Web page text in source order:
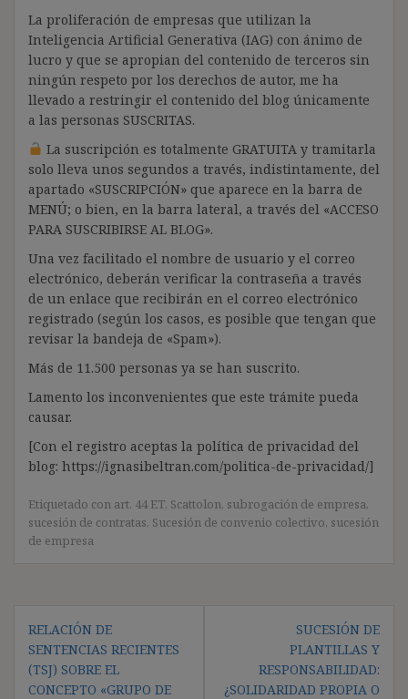
La proliferación de empresas que utilizan la
Inteligencia Artificial Generativa (IAG) con ánimo de
lucro y que se apropian del contenido de terceros sin
ningún respeto por los derechos de autor, me ha
llevado a restringir el contenido del blog únicamente
a las personas SUSCRITAS.
La suscripción es totalmente GRATUITA y tramitarla
solo lleva unos segundos a través, indistintamente, del
apartado «SUSCRIPCIÓN» que aparece en la barra de
MENÚ; o bien, en la barra lateral, a través del «ACCESO
PARA SUSCRIBIRSE AL BLOG».
Una vez facilitado el nombre de usuario y el correo
electrónico, deberán verificar la contraseña a través
de un enlace que recibirán en el correo electrónico
registrado (según los casos, es posible que tengan que
revisar la bandeja de «Spam»).
Más de 11.500 personas ya se han suscrito.
Lamento los inconvenientes que este trámite pueda
causar.
[Con el registro aceptas la política de privacidad del
blog: https://ignasibeltran.com/politica-de-privacidad/]
Etiquetado con art. 44 ET, Scattolon, subrogación de empresa,
sucesión de contratas, Sucesión de convenio colectivo, sucesión
de empresa
Navegación
de
entradas
RELACIÓN DE
SENTENCIAS RECIENTES
(TSJ) SOBRE EL
CONCEPTO «GRUPO DE
SUCESIÓN DE
PLANTILLAS Y
RESPONSABILIDAD:
¿SOLIDARIDAD PROPIA O